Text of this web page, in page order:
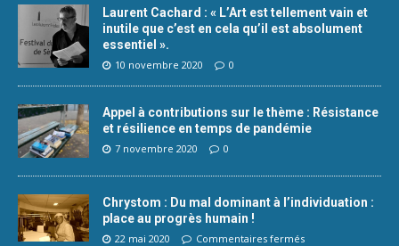
Laurent Cachard : « L’Art est tellement vain et
inutile que c’est en cela qu’il est absolument
essentiel ».
10 novembre 2020 0
Appel à contributions sur le thème : Résistance
et résilience en temps de pandémie
7 novembre 2020 0
Chrystom : Du mal dominant à l’individuation :
place au progrès humain !
22 mai 2020 Commentaires fermés